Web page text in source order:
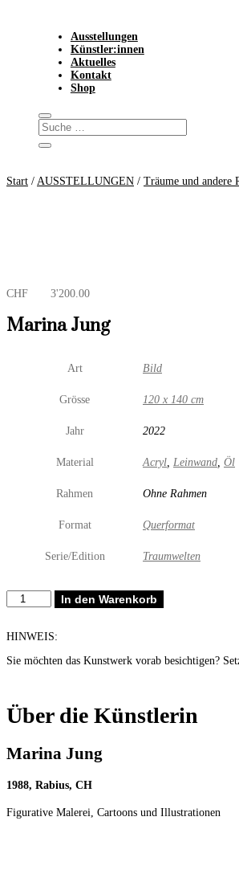
Ausstellungen
Künstler:innen
Aktuelles
Kontakt
Shop
Start / AUSSTELLUNGEN / Träume und andere
CHF 3'200.00
Marina Jung
Art Bild
Grösse 120 x 140 cm
Jahr 2022
Material Acryl Leinwand Öl
Rahmen Ohne Rahmen
Format Querformat
Serie/Edition Traumwelten
Cows
in
Menge
In den Warenkorb
HINWEIS:
Sie möchten das Kunstwerk vorab besichtigen?
Über die Künstlerin
Marina Jung
1988, Rabius, CH
Figurative Malerei, Cartoons und Illustrationen